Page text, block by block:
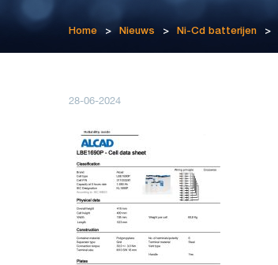
Home > Nieuws > Ni-Cd batterijen >
28-06-2024